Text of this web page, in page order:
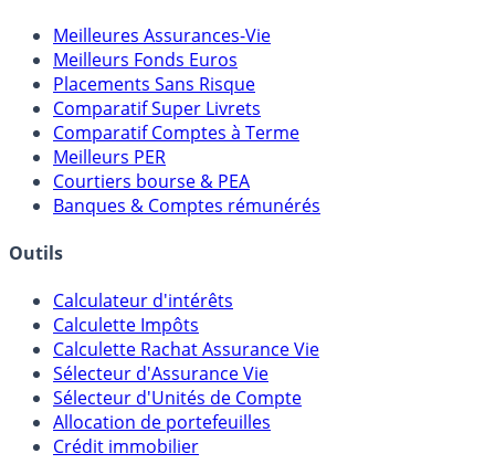
Comparatifs
Meilleures Assurances-Vie
Meilleurs Fonds Euros
Placements Sans Risque
Comparatif Super Livrets
Comparatif Comptes à Terme
Meilleurs PER
Courtiers bourse & PEA
Banques & Comptes rémunérés
Outils
Calculateur d'intérêts
Calculette Impôts
Calculette Rachat Assurance Vie
Sélecteur d'Assurance Vie
Sélecteur d'Unités de Compte